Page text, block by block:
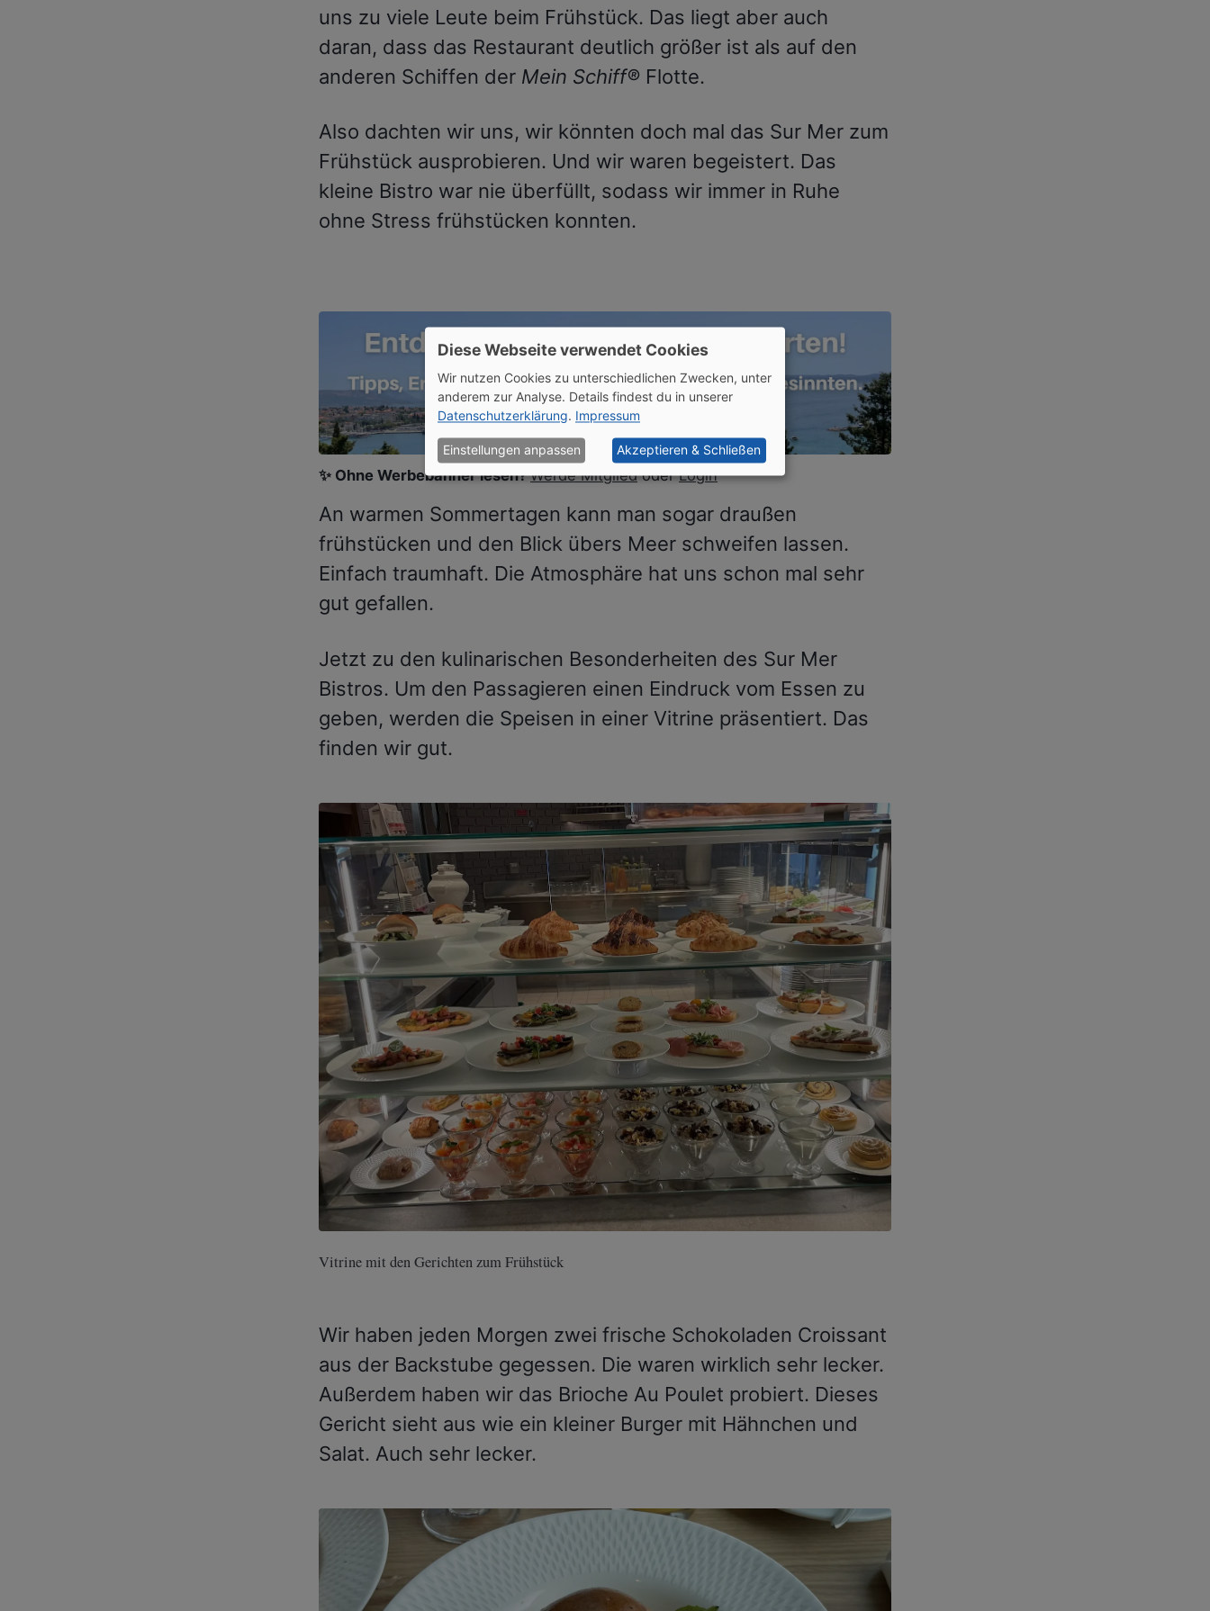
uns zu viele Leute beim Frühstück. Das liegt aber auch
daran, dass das Restaurant deutlich größer ist als auf den
anderen Schiffen der Mein Schiff® Flotte.
Also dachten wir uns, wir könnten doch mal das Sur Mer zum
Frühstück ausprobieren. Und wir waren begeistert. Das
kleine Bistro war nie überfüllt, sodass wir immer in Ruhe
ohne Stress frühstücken konnten.
✨ Ohne Werbebanner lesen?Werde MitgliedoderLogin
An warmen Sommertagen kann man sogar draußen
frühstücken und den Blick übers Meer schweifen lassen.
Einfach traumhaft. Die Atmosphäre hat uns schon mal sehr
gut gefallen.
Jetzt zu den kulinarischen Besonderheiten des Sur Mer
Bistros. Um den Passagieren einen Eindruck vom Essen zu
geben, werden die Speisen in einer Vitrine präsentiert. Das
finden wir gut.
Vitrine mit den Gerichten zum Frühstück
Wir haben jeden Morgen zwei frische Schokoladen Croissant
aus der Backstube gegessen. Die waren wirklich sehr lecker.
Außerdem haben wir das Brioche Au Poulet probiert. Dieses
Gericht sieht aus wie ein kleiner Burger mit Hähnchen und
Salat. Auch sehr lecker.
Diese Webseite verwendet Cookies
Wir nutzen Cookies zu unterschiedlichen Zwecken, unter
anderem zur Analyse. Details findest du in unserer
Datenschutzerklärung. Impressum
Einstellungen anpassen Akzeptieren & Schließen